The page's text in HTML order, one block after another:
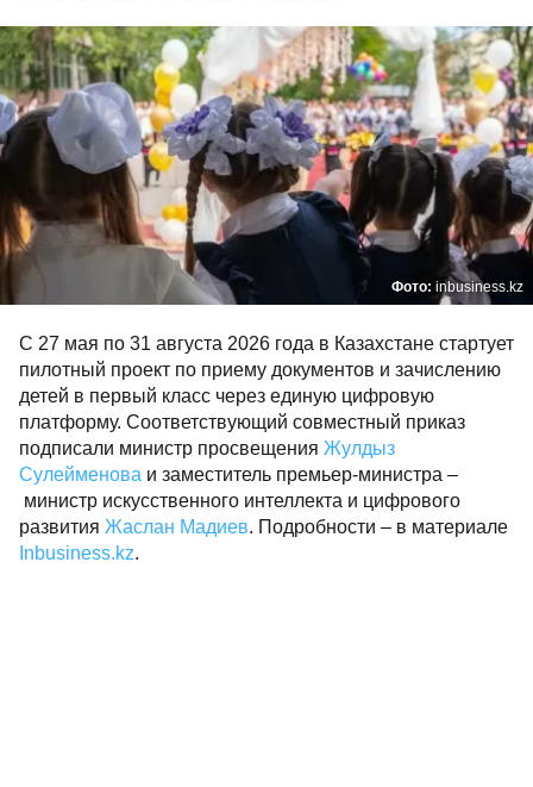
Фото: inbusiness.kz
С 27 мая по 31 августа 2026 года в Казахстане стартует
пилотный проект по приему документов и зачислению
детей в первый класс через единую цифровую
платформу. Соответствующий совместный приказ
подписали министр просвещения Жулдыз
Сулейменова и заместитель премьер-министра –
министр искусственного интеллекта и цифрового
развития Жаслан Мадиев. Подробности – в материале
Inbusiness.kz.